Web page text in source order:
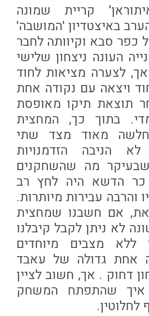
קריית שמונה
באיצטדיון 'המושבה'
כפר סבא וקיוותה לחבר
העונה ניצחון שלישי
לצערה מציאות לחוד
ויצאה עם נקודה אחת
תוצאת תיקו מאופסת
בתוך כך, המחצית
מאוד מצד שתי
לא הניבה הזדמנויות
שבעיקר מה שהשחקנים
כר הדשא היה לחץ רב
והרבה עבירות מיותרות.
אם חשבנו שמחצית
לא ניתן לקבל קיבלנו
ללא מצבים מיוחדים
אחת גדולה של עאבד
דחוק . אך, חשוב לציין
איך שהתפתח המשחק
לחלוטין.